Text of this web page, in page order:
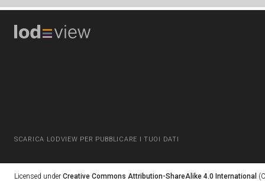
SCARICA LODVIEW PER PUBBLICARE I TUOI DATI
Licensed under Creative Commons Attribution-ShareAlike 4.0 International